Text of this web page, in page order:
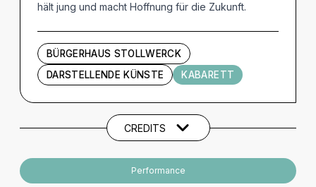
hält jung und macht Hoffnung für die Zukunft.
BÜRGERHAUS STOLLWERCK
DARSTELLENDE KÜNSTE
KABARETT
Künstler und Beteiligte
CREDITS
Performance